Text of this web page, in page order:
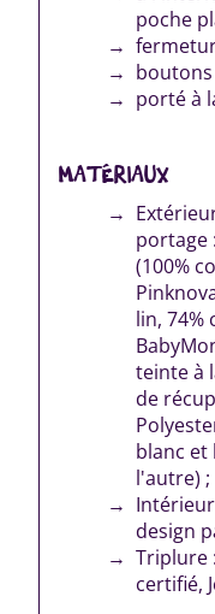
poche
porté à
MATÉRIAUX
portage
(100%
lin, 74%
teinte à
de
blanc et
l'autre) ;
design
Triplure
certifié,